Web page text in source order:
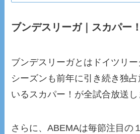
ブンデスリーガ｜スカパー
ブンデスリーガとはドイツリ
シーズンも前年に引き続き独
いるスカパー！が全試合放送し
さらに、ABEMAは毎節注目の